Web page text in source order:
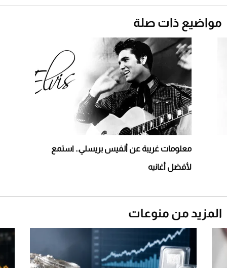
أغلى 10 عطور في العالم للرجال تمنحك فخامة
استثنائية
Comeback" في جدة (فيديو)
2026-07-25
"بوجاتي ميسترال" الاستثنائية للبيع في مزاد
مونتيري
2026-07-23
مواضيع ذات صلة
معلومات غريبة عن ألفيس بريسلي.. استمع
لأفضل أغانيه
المزيد من منوعات